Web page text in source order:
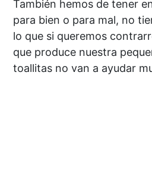
También hemos de tener
para bien o para mal, no
lo que si queremos
que produce nuestra
toallitas no van a ayudar